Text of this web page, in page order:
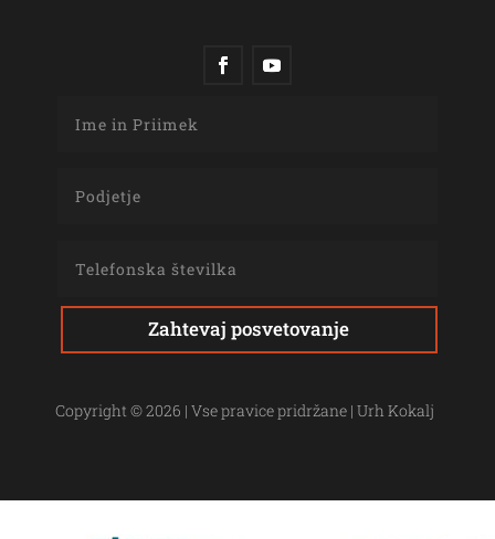
Zahtevaj posvetovanje
Copyright © 2026 | Vse pravice pridržane | Urh Kokalj